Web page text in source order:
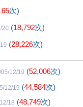
次)
20 (18,792次)
(28,226次)
12/19 (52,006次)
12/19 (44,584次)
18 (48,749次)